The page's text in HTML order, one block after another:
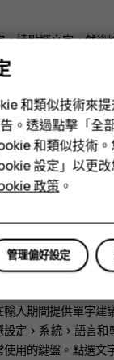
請點選文字，然後
提供單字建議，幫助
能不支援單字建議功
手機會建議可能的單
選擇該單字。要查看
的單字被標示為粗體
字。如果該單字並
入期間提供單字建
設定 > 系統>語言和
用的鍵盤。點選文
和類似技術來
。透過點擊「全
和類似技術
設定」以更
政策 。
管理偏好設定